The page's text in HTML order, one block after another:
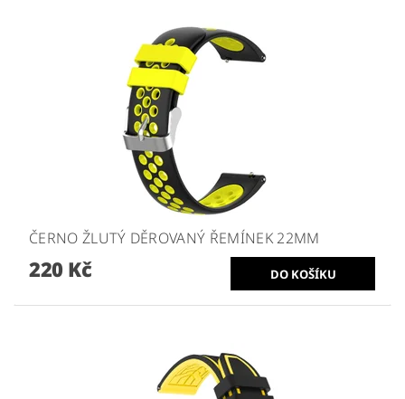
ČERNO ŽLUTÝ DĚROVANÝ ŘEMÍNEK 22MM
220 Kč